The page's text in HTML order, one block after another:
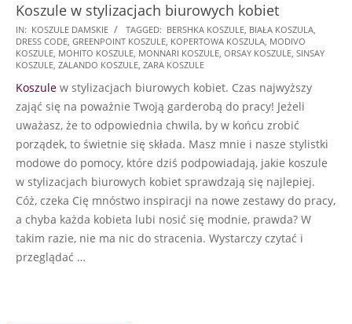
Koszule w stylizacjach biurowych kobiet
2025-
01-
19
IN: KOSZULE DAMSKIE TAGGED: BERSHKA KOSZULE, BIAŁA KOSZULA,
DRESS CODE, GREENPOINT KOSZULE, KOPERTOWA KOSZULA, MODIVO
KOSZULE, MOHITO KOSZULE, MONNARI KOSZULE, ORSAY KOSZULE, SINSAY
KOSZULE, ZALANDO KOSZULE, ZARA KOSZULE
Koszule w stylizacjach biurowych kobiet. Czas najwyższy
zająć się na poważnie Twoją garderobą do pracy! Jeżeli
uważasz, że to odpowiednia chwila, by w końcu zrobić
porządek, to świetnie się składa. Masz mnie i nasze stylistki
modowe do pomocy, które dziś podpowiadają, jakie koszule
w stylizacjach biurowych kobiet sprawdzają się najlepiej.
Cóż, czeka Cię mnóstwo inspiracji na nowe zestawy do pracy,
a chyba każda kobieta lubi nosić się modnie, prawda? W
takim razie, nie ma nic do stracenia. Wystarczy czytać i
przeglądać …